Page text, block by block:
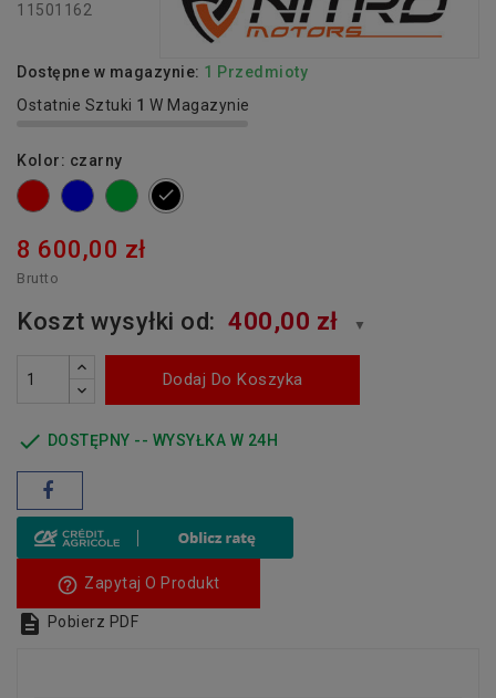
11501162
Dostępne w magazynie: 1 Przedmioty
Ostatnie Sztuki 1 W Magazynie
Kolor: czarny
czerwonyniebieskizielonyczarny
8 600,00 zł
Brutto
Koszt wysyłki od: 400,00 zł ▼
Dodaj Do Koszyka
 DOSTĘPNY -- WYSYŁKA W 24H
help_outline Zapytaj O Produkt
 Pobierz PDF